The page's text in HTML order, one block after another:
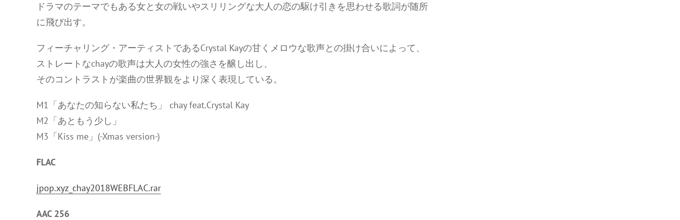
ドラマのテーマでもある女と女の戦いやスリリングな大人の恋の駆け引きを思わせる歌詞が随所
に飛び出す。
フィーチャリング・アーティストであるCrystal Kayの甘くメロウな歌声との掛け合いによって、
ストレートなchayの歌声は大人の女性の強さを醸し出し、
そのコントラストが楽曲の世界観をより深く表現している。
M1「あなたの知らない私たち」 chay feat.Crystal Kay
M2「あともう少し」
M3「Kiss me」(-Xmas version-)
FLAC
jpop.xyz_chay2018WEBFLAC.rar
AAC 256